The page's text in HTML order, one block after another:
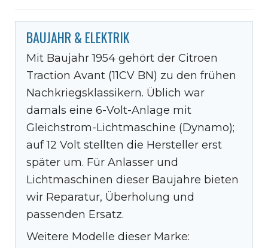
BAUJAHR & ELEKTRIK
Mit Baujahr 1954 gehört der Citroen
Traction Avant (11CV BN) zu den frühen
Nachkriegsklassikern. Üblich war
damals eine 6-Volt-Anlage mit
Gleichstrom-Lichtmaschine (Dynamo);
auf 12 Volt stellten die Hersteller erst
später um. Für Anlasser und
Lichtmaschinen dieser Baujahre bieten
wir Reparatur, Überholung und
passenden Ersatz.
Weitere Modelle dieser Marke: